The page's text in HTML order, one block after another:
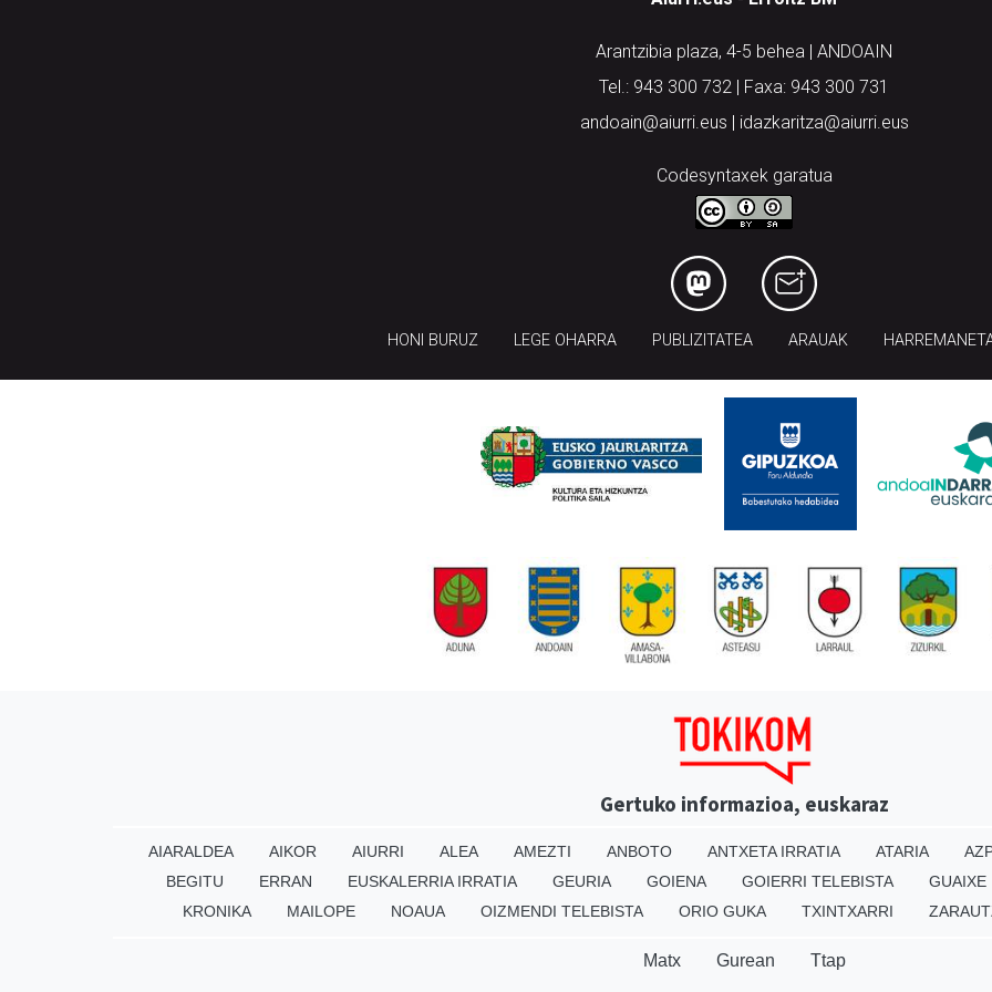
Arantzibia plaza, 4-5 behea | ANDOAIN
Tel.: 943 300 732 | Faxa: 943 300 731
andoain@aiurri.eus | idazkaritza@aiurri.eus
Codesyntaxek garatua
HONI BURUZ LEGE OHARRA PUBLIZITATEA ARAUAK
Gertuko informazioa, euskaraz
AIARALDEA AIKOR AIURRI ALEA AMEZTI ANBOTO ANTXETA IRRATIA ATARIA
BEGITU
ERRAN EUSKALERRIA IRRATIA GEURIA GOIENA GOIERRI TELEBISTA GUAIXE
KRONIKA
MAILOPE NOAUA OIZMENDI TELEBISTA ORIO GUKA TXINTXARRI
Matx Gurean Ttap